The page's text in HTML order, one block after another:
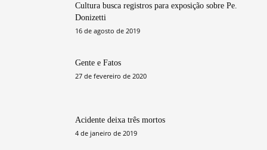
Cultura busca registros para exposição sobre Pe.
Donizetti
16 de agosto de 2019
Gente e Fatos
27 de fevereiro de 2020
Acidente deixa três mortos
4 de janeiro de 2019